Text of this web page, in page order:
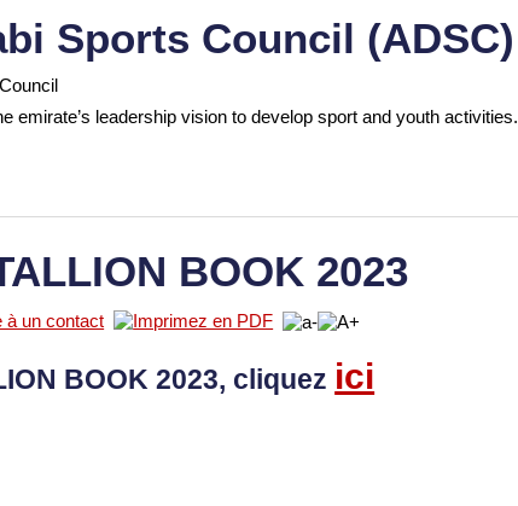
Sports Council (ADSC)
emirate’s leadership vision to develop sport and youth activities.
BOOK 2023
BOOK 2023, cliquez ici